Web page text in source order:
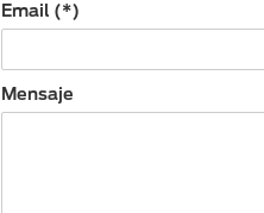
Email (*)
Mensaje